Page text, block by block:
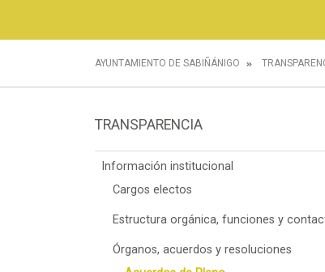
AYUNTAMIENTO DE SABIÑÁNIGO
TRANSPARENCIA
Información institucional
Cargos electos
Estructura orgánica, funciones y
Órganos, acuerdos y resoluciones